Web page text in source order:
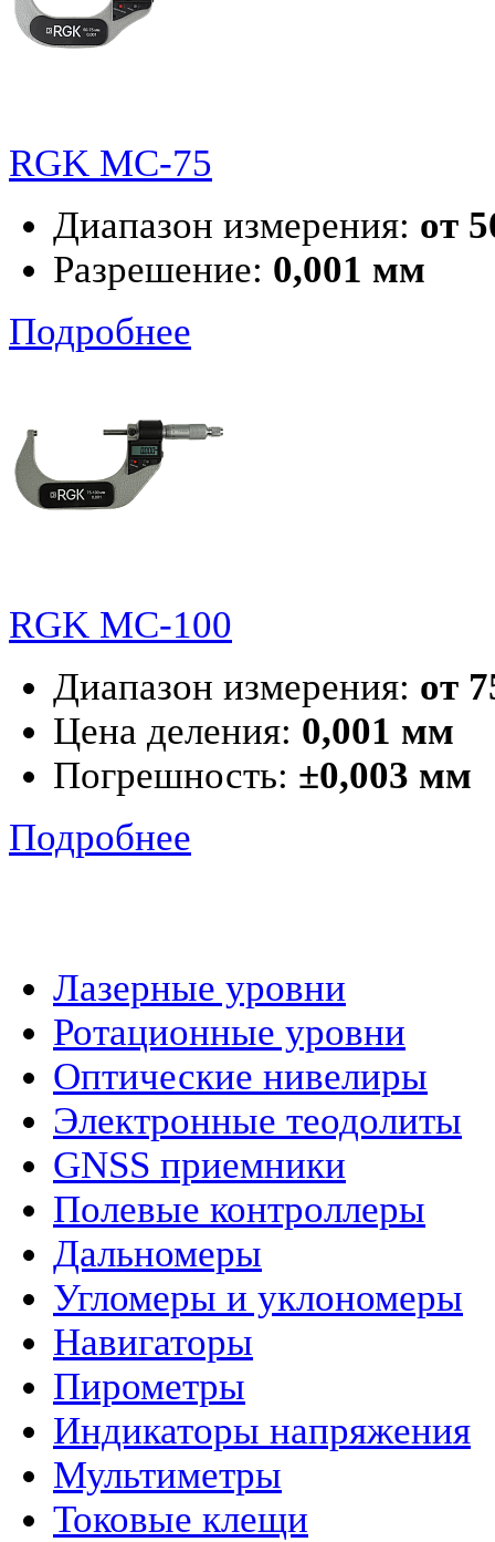
RGK MC-75
Диапазон измерения: от
Разрешение: 0,001 мм
Подробнее
RGK MC-100
Диапазон измерения: от
Цена деления: 0,001 мм
Погрешность: ±0,003 мм
Подробнее
Лазерные уровни
Ротационные уровни
Оптические нивелиры
Электронные теодолиты
GNSS приемники
Полевые контроллеры
Дальномеры
Угломеры и уклономеры
Навигаторы
Пирометры
Индикаторы напряжения
Мультиметры
Токовые клещи